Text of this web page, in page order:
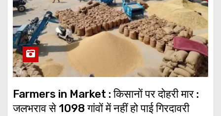
Farmers in Market : किसानों पर दोहरी मार :
जलभराव से 1098 गांवों में नहीं हो पाई गिरदावरी